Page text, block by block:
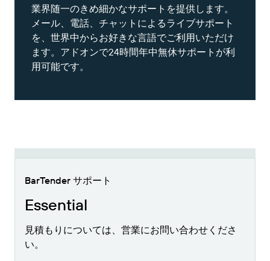
業界随一のきめ細かなサポートを提供します。
メール、電話、チャットによるライブサポート
を、世界中からお好きな言語でご利用いただけ
ます。アドオンで24時間年中無休サポートが利
用可能です。
BarTender サポート
Essential
見積もりについては、営業にお問い合わせくださ
い。